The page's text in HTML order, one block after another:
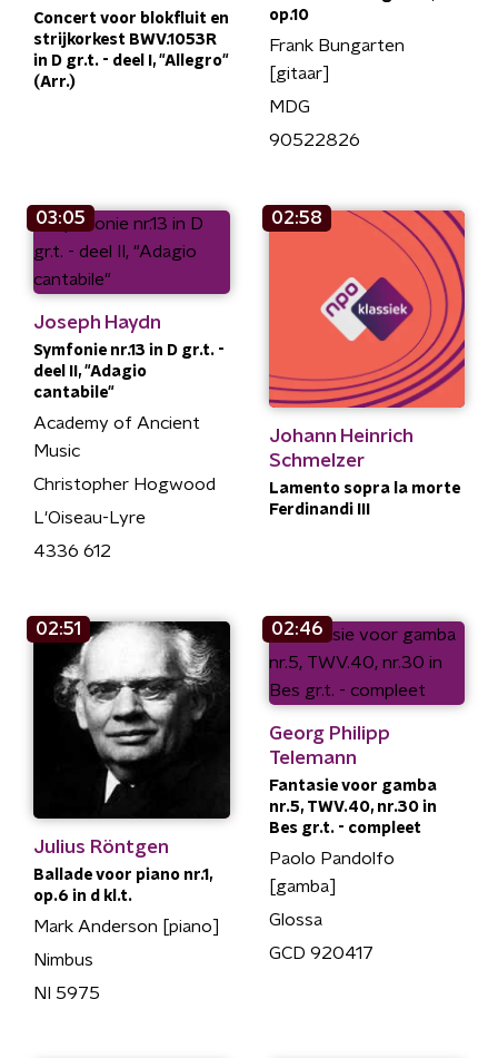
Concert voor blokfluit en
strijkorkest BWV.1053R
in D gr.t. - deel I, "Allegro"
(Arr.)
op.10
Frank Bungarten
[gitaar]
MDG
90522826
03:05
Joseph Haydn
Symfonie nr.13 in D gr.t. -
deel II, "Adagio
cantabile"
Academy of Ancient
Music
Christopher Hogwood
L'Oiseau-Lyre
4336 612
02:58
Johann Heinrich
Schmelzer
Lamento sopra la morte
Ferdinandi III
02:51
Julius Röntgen
Ballade voor piano nr.1,
op.6 in d kl.t.
Mark Anderson [piano]
Nimbus
NI 5975
02:46
Georg Philipp
Telemann
Fantasie voor gamba
nr.5, TWV.40, nr.30 in
Bes gr.t. - compleet
Paolo Pandolfo
[gamba]
Glossa
GCD 920417